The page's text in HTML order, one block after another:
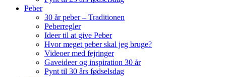
Peber
30 år peber – Traditionen
Peberregler
Ideer til at give Peber
Hvor meget peber skal jeg bruge?
Videoer med fejringer
Gaveideer og inspiration 30 år
Pynt til 30 års fødselsdag